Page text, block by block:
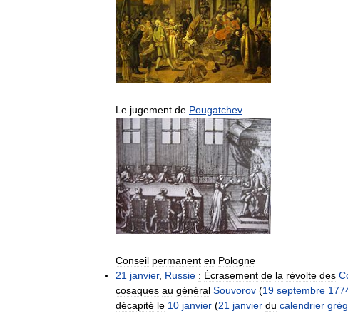
Le jugement de Pougatchev
Conseil permanent en Pologne
21 janvier, Russie : Écrasement de la révolte des
cosaques au général Souvorov (19 septembre
décapité le 10 janvier (21 janvier du calendrier